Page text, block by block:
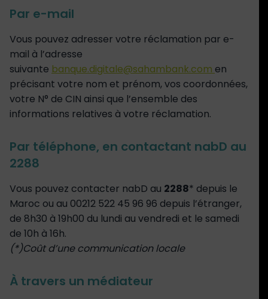
Par e-mail
Vous pouvez adresser votre réclamation par e-
mail à l’adresse
suivante banque.digitale@sahambank.com en
précisant votre nom et prénom, vos coordonnées,
votre N° de CIN ainsi que l’ensemble des
informations relatives à votre réclamation.
Par téléphone, en contactant nabD au
2288
Vous pouvez contacter nabD au 2288* depuis le
Maroc ou au 00212 522 45 96 96 depuis l’étranger,
de 8h30 à 19h00 du lundi au vendredi et le samedi
de 10h à 16h.
(*)Coût d’une communication locale
À travers un médiateur